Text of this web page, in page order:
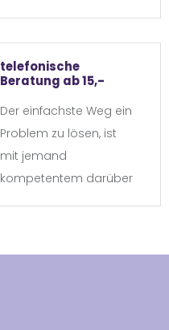
Begleitung über den im
Beratungspaket
angegebenen
Betreuungszeitraum
hinaus.
telefonische
Beratung ab 15,-
Der einfachste Weg ein
Problem zu lösen, ist
mit jemand
kompetentem darüber